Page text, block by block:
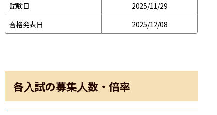
試験日
2025/11/29
合格発表日
2025/12/08
各入試の募集人数・倍率